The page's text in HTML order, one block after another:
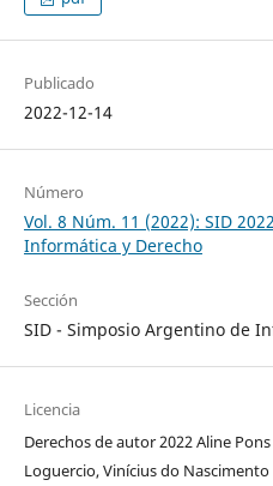
Publicado
2022-12-14
Número
Vol. 8 Núm. 11 (2022): SID
Informática y Derecho
Sección
SID - Simposio Argentino de
Licencia
Derechos de autor 2022 Aline
Loguercio, Vinícius do